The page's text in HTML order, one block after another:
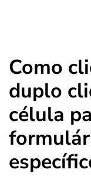
Como
duplo
célula